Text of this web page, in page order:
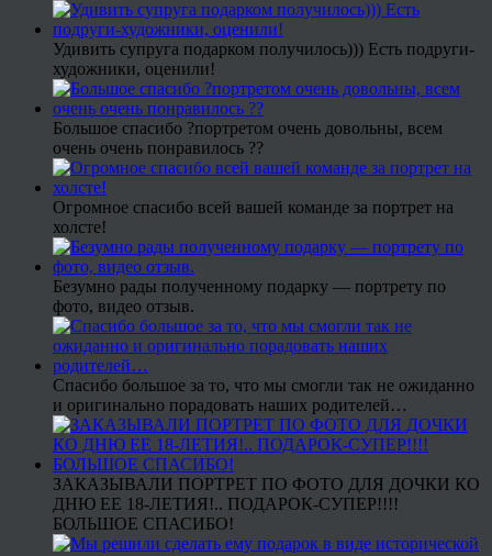
Удивить супруга подарком получилось))) Есть подруги-
художники, оценили!
Большое спасибо ?портретом очень довольны, всем
очень очень понравилось ??
Огромное спасибо всей вашей команде за портрет на
холсте!
Безумно рады полученному подарку — портрету по
фото, видео отзыв.
Спасибо большое за то, что мы смогли так не ожиданно
и оригинально порадовать наших родителей…
ЗАКАЗЫВАЛИ ПОРТРЕТ ПО ФОТО ДЛЯ ДОЧКИ КО
ДНЮ ЕЕ 18-ЛЕТИЯ!.. ПОДАРОК-СУПЕР!!!!
БОЛЬШОЕ СПАСИБО!